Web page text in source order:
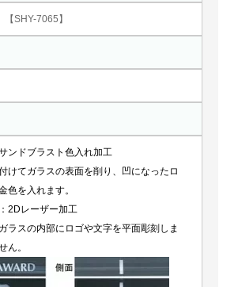
【SHY-7065】
ンドブラスト色入れ加工
けてガラスの表面を削り、凹になったロ
色を入れます。
2Dレーザー加工
ラスの内部にロゴや文字を平面彫刻しま
ん。